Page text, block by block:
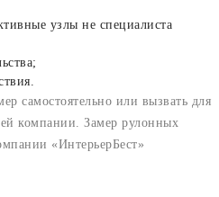
узлы не специалиста
самостоятельно или вызвать для
компании. Замер рулонных
«ИнтерьерБест»